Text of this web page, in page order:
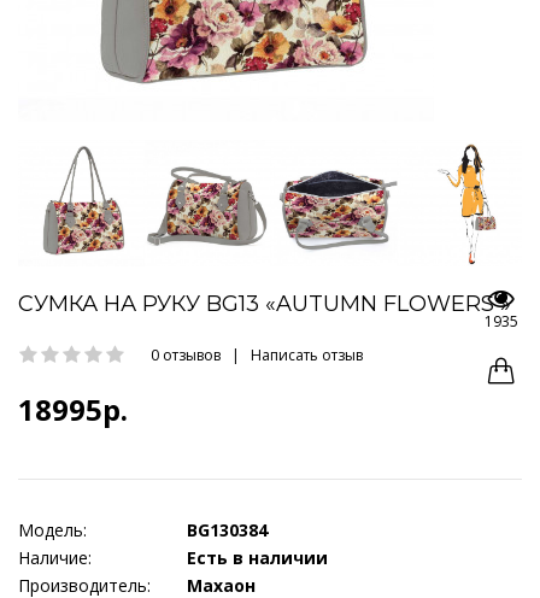
СУМКА НА РУКУ BG13 «AUTUMN FLOWERS »
0 отзывов | Написать отзыв
18995р.
1935
Модель:
BG130384
Наличие:
Есть в наличии
Производитель:
Махаон